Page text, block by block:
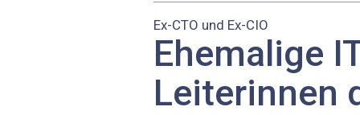
EU-
Ex-CTO und Ex-CIO
Ehemalige
Leiterinnen